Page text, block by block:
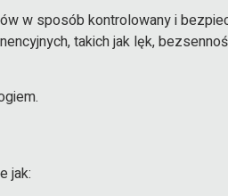
w sposób kontrolowany i
takich jak lęk,
jak: